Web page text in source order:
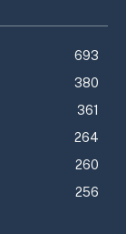
693
380
361
264
260
256